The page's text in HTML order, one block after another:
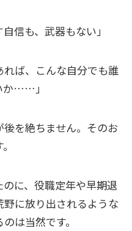
信も、武器もない」
れば、こんな自分でも誰
か……」
を絶ちません。そのお
に、役職定年や早期退
に放り出されるような
は当然です。